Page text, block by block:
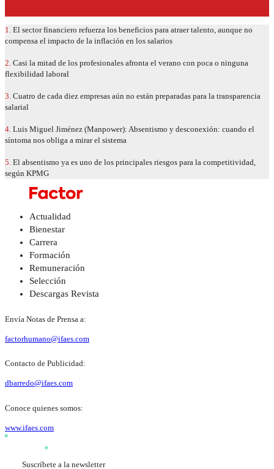
1. El sector financiero refuerza los beneficios para atraer talento, aunque no
compensa el impacto de la inflación en los salarios
2. Casi la mitad de los profesionales afronta el verano con poca o ninguna
flexibilidad laboral
3. Cuatro de cada diez empresas aún no están preparadas para la transparencia
salarial
4. Luis Miguel Jiménez (Manpower): Absentismo y desconexión: cuando el
síntoma nos obliga a mirar el sistema
5. El absentismo ya es uno de los principales riesgos para la competitividad,
según KPMG
Actualidad
Bienestar
Carrera
Formación
Remuneración
Selección
Descargas Revista
Envía Notas de Prensa a:
factorhumano@ifaes.com
Contacto de Publicidad:
dbarredo@ifaes.com
Conoce quienes somos:
www.ifaes.com
Suscríbete a la newsletter